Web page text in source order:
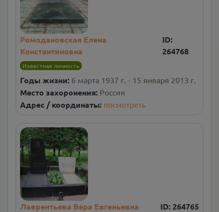
Ромодановская Елена
Константиновна
ID:
264768
Известная личность
Годы жизни: 6 марта 1937 г. - 15 января 2013 г.
Место захоронения: Россия
Адрес / координаты: посмотреть
Лаврентьева Вера Евгеньевна ID: 264765